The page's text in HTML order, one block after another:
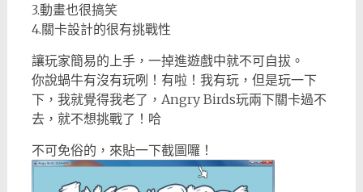
3.動畫也很搞笑
4.關卡設計的很有挑戰性
讓玩家簡易的上手，一掉進遊戲中就不可自拔。
你說蝸牛有沒有玩咧！有啦！我有玩，但是玩一下
下，我就覺得我老了，Angry Birds玩兩下關卡過不
去，就不想挑戰了！哈
不可免俗的，來貼一下截圖囉！